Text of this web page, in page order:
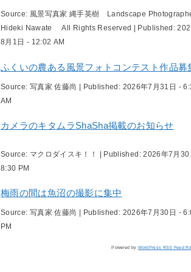
Source: 風景写真家 縄手英樹 Landscape
Hideki Nawate All Rights Reserved
Published:
8月1日 - 12:02 AM
ふくいの農ある風景フォトコンテスト作品募
Source: 写真家 佐藤尚 | Published: 2026年7月31日 -
AM
カメラのキタムラShaSha掲載のお知らせ
Source: マクロダイスキ！！ | Published:2026年7月30
8:30 PM
梅雨の間は魚沼の撮影に集中
Source: 写真家 佐藤尚 Published: 2026年7月30日 -
PM
Powered by WordPress RSS Feed